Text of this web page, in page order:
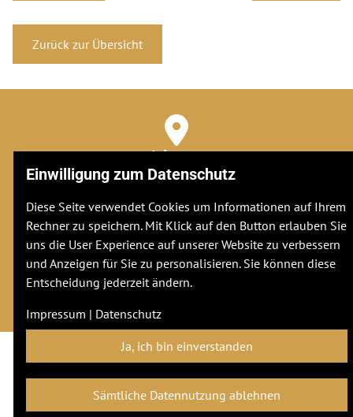
Zurück zur Übersicht
Adresse
Stuttgarter Str. 106
Kontakt
hw@horizont.world
Einwilligung zum Datenschutz
Diese Seite verwendet Cookies um Informationen auf Ihrem
Rechner zu speichern. Mit Klick auf den Button erlauben Sie
uns die User Experience auf unserer Website zu verbessern
und Anzeigen für Sie zu personalisieren. Sie können diese
Entscheidung jederzeit ändern.
Impressum | Datenschutz
Ja, ich bin einverstanden
Sämtliche Datennutzung ablehnen